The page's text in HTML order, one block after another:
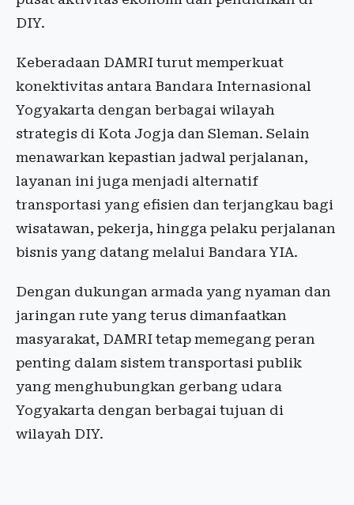
DIY.
Keberadaan DAMRI turut memperkuat
konektivitas antara Bandara Internasional
Yogyakarta dengan berbagai wilayah
strategis di Kota Jogja dan Sleman. Selain
menawarkan kepastian jadwal perjalanan,
layanan ini juga menjadi alternatif
transportasi yang efisien dan terjangkau bagi
wisatawan, pekerja, hingga pelaku perjalanan
bisnis yang datang melalui Bandara YIA.
Dengan dukungan armada yang nyaman dan
jaringan rute yang terus dimanfaatkan
masyarakat, DAMRI tetap memegang peran
penting dalam sistem transportasi publik
yang menghubungkan gerbang udara
Yogyakarta dengan berbagai tujuan di
wilayah DIY.